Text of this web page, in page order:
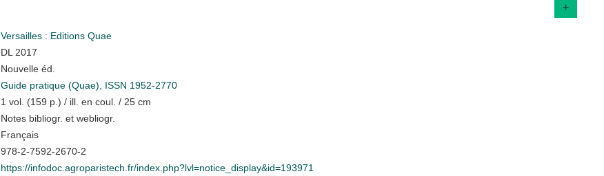
+
Versailles : Editions Quae
DL 2017
Nouvelle éd.
Guide pratique (Quae), ISSN 1952-2770
1 vol. (159 p.) / ill. en coul. / 25 cm
Notes bibliogr. et webliogr.
Français
978-2-7592-2670-2
https://infodoc.agroparistech.fr/index.php?lvl=notice_display&id=193971